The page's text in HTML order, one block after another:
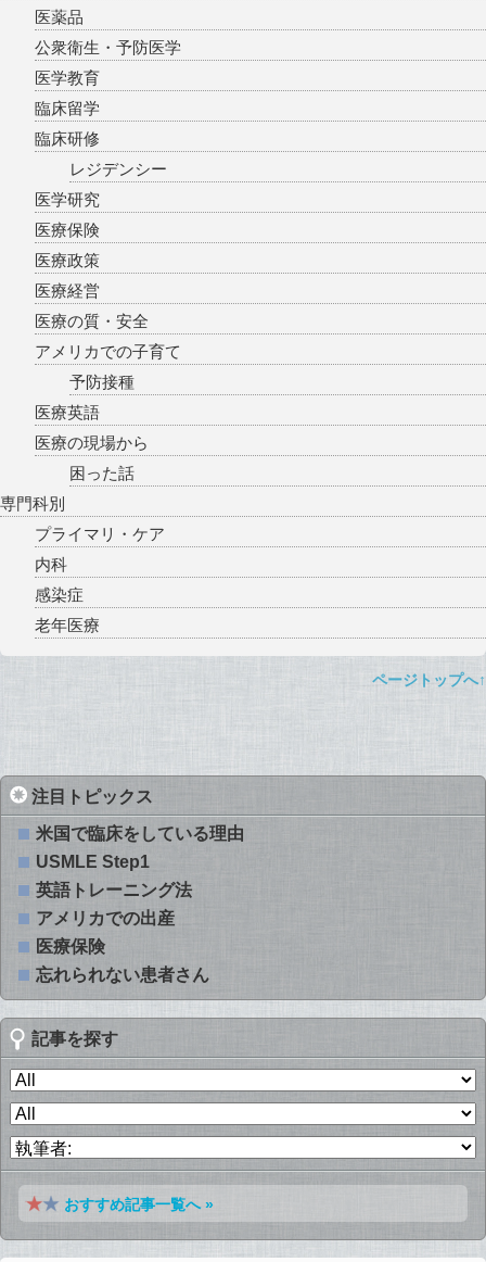
医薬品
公衆衛生・予防医学
医学教育
臨床留学
臨床研修
レジデンシー
医学研究
医療保険
医療政策
医療経営
医療の質・安全
アメリカでの子育て
予防接種
医療英語
医療の現場から
困った話
専門科別
プライマリ・ケア
内科
感染症
老年医療
ページトップへ↑
注目トピックス
米国で臨床をしている理由
USMLE Step1
英語トレーニング法
アメリカでの出産
医療保険
忘れられない患者さん
記事を探す
おすすめ記事一覧へ »